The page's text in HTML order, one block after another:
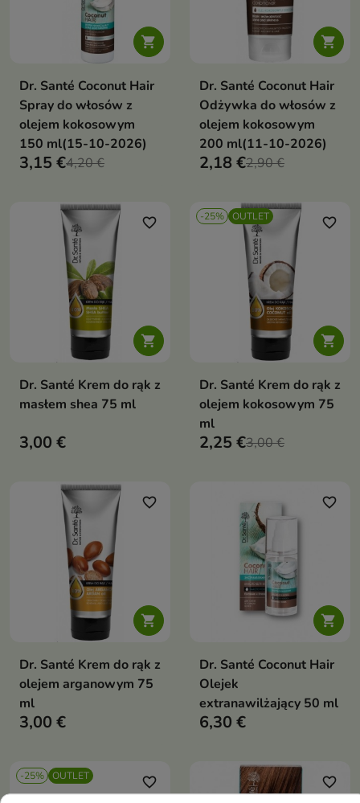

Dr. Santé Coconut Hair
Spray do włosów z
olejem kokosowym
150 ml(15-10-2026)
3,15 €4,20 €

Dr. Santé Coconut Hair
Odżywka do włosów z
olejem kokosowym
200 ml(11-10-2026)
2,18 €2,90 €

favorite_border
Dr. Santé Krem do rąk z
masłem shea 75 ml
3,00 €
-25% OUTLET

favorite_border
Dr. Santé Krem do rąk z
olejem kokosowym 75
ml
2,25 €3,00 €

favorite_border
Dr. Santé Krem do rąk z
olejem arganowym 75
ml
3,00 €

favorite_border
Dr. Santé Coconut Hair
Olejek
extranawilżający 50 ml
6,30 €
-25% OUTLET favorite_border favorite_border